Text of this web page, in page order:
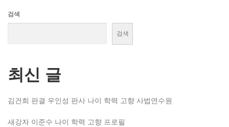
검색
검색
최신 글
김건희 판결 우인성 판사 나이 학력 고향 사법연수원
새강자 이준수 나이 학력 고향 프로필